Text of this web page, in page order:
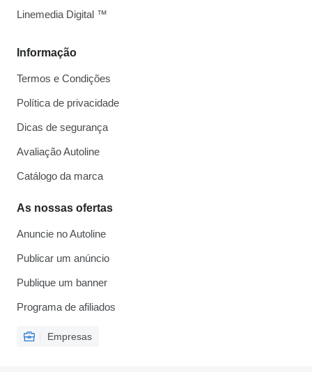
Informação
Termos e Condições
Política de privacidade
Dicas de segurança
Avaliação Autoline
Catálogo da marca
As nossas ofertas
Anuncie no Autoline
Publicar um anúncio
Publique um banner
Programa de afiliados
Empresas
Linemedia Digital ™